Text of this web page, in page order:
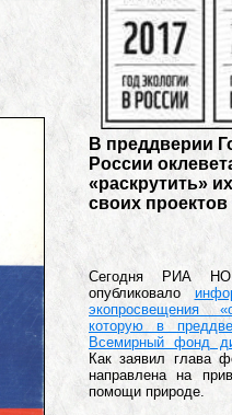
В преддверии
России
«раскрутить»
своих проектов
Сегодня РИА
опубликовало
экопросвещения
которую в
Всемирный фонд
Как заявил глава
направлена на
помощи природе.